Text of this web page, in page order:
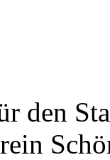
den